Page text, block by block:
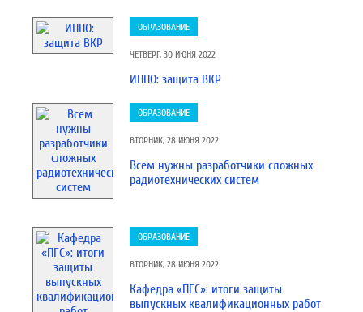
ОБРАЗОВАНИЕ
ЧЕТВЕРГ, 30 ИЮНЯ 2022
ИНПО: защита ВКР
ОБРАЗОВАНИЕ
ВТОРНИК, 28 ИЮНЯ 2022
Всем нужны разработчики сложных
радиотехнических систем
ОБРАЗОВАНИЕ
ВТОРНИК, 28 ИЮНЯ 2022
Кафедра «ПГС»: итоги защиты
выпускных квалификационных работ